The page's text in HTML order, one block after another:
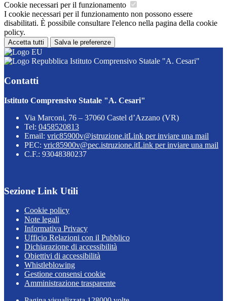
Cookie necessari per il funzionamento
I cookie necessari per il funzionamento non possono essere
disabilitati. È possibile consultare l'elenco nella pagina della cookie
policy.
Accetta tutti Salva le preferenze
Istituto Comprensivo Statale "A. Cesari"
Contatti
Istituto Comprensivo Statale "A. Cesari"
Via Marconi, 76 – 37060 Castel d’Azzano (VR)
Tel: 0458520813
Email: vric85900v@istruzione.itLink per inviare una mail
PEC: vric85900v@pec.istruzione.itLink per inviare una mail
C.F.: 93048380237
Sezione Link Utili
Cookie policy
Note legali
Informativa Privacy
Ufficio Relazioni con il Pubblico
Dichiarazione di accessibilità
Obiettivi di accessibilità
Whistleblowing
Gestione consensi cookie
Amministrazione trasparente